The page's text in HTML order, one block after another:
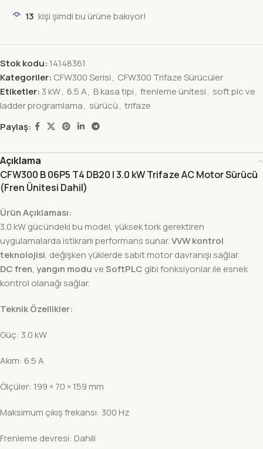
13 kişi şimdi bu ürüne bakıyor!
Stok kodu: 14148361
Kategoriler: CFW300 Serisi, CFW300 Trifaze Sürücüler
Etiketler: 3 kW, 6.5 A, B kasa tipi, frenleme ünitesi, soft plc ve
ladder programlama, sürücü, trifaze
Paylaş:
Açıklama
CFW300 B 06P5 T4 DB20 | 3.0 kW Trifaze AC Motor Sürücü
(Fren Ünitesi Dahil)
Ürün Açıklaması:
3.0 kW gücündeki bu model, yüksek tork gerektiren
uygulamalarda istikrarlı performans sunar.VVW kontrol
teknolojisi, değişken yüklerde sabit motor davranışı sağlar.
DC fren, yangın moduveSoftPLC gibi fonksiyonlar ile esnek
kontrol olanağı sağlar.
Teknik Özellikler:
Güç: 3.0 kW
Akım: 6.5 A
Ölçüler: 199 × 70 × 159 mm
Maksimum çıkış frekansı: 300 Hz
Frenleme devresi: Dahili